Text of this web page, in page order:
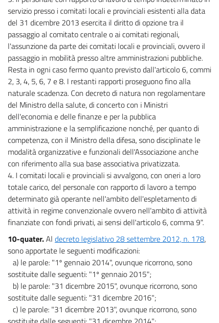
servizio presso i comitati locali e provinciali esistenti alla data
del 31 dicembre 2013 esercita il diritto di opzione tra il
passaggio al comitato centrale o ai comitati regionali,
l'assunzione da parte dei comitati locali e provinciali, ovvero il
passaggio in mobilità presso altre amministrazioni pubbliche.
Resta in ogni caso fermo quanto previsto dall'articolo 6, commi
2, 3, 4, 5, 6, 7 e 8. I restanti rapporti proseguono fino alla
naturale scadenza. Con decreto di natura non regolamentare
del Ministro della salute, di concerto con i Ministri
dell'economia e delle finanze e per la pubblica
amministrazione e la semplificazione nonché, per quanto di
competenza, con il Ministro della difesa, sono disciplinate le
modalità organizzative e funzionali dell'Associazione anche
con riferimento alla sua base associativa privatizzata.
4. I comitati locali e provinciali si avvalgono, con oneri a loro
totale carico, del personale con rapporto di lavoro a tempo
determinato già operante nell'ambito dell'espletamento di
attività in regime convenzionale ovvero nell'ambito di attività
finanziate con fondi privati, ai sensi dell'articolo 6, comma 9".
10-quater.Al decreto legislativo 28 settembre 2012, n. 178,
sono apportate le seguenti modificazioni:
a) le parole: "1º gennaio 2014", ovunque ricorrono, sono
sostituite dalle seguenti: "1º gennaio 2015";
b) le parole: "31 dicembre 2015", ovunque ricorrono, sono
sostituite dalle seguenti: "31 dicembre 2016";
c) le parole: "31 dicembre 2013", ovunque ricorrono, sono